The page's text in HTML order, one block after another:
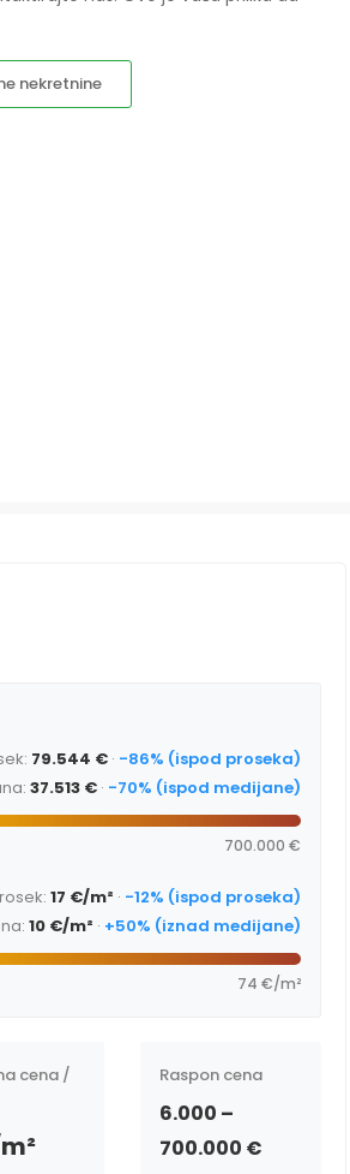
nekretnine
79.544 € · -86% (ispod proseka)
37.513 € · -70% (ispod medijane)
700.000 €
17 €/m² · -12% (ispod proseka)
10 €/m² · +50% (iznad medijane)
74 €/m²
cena /
Raspon cena
6.000 –
700.000 €